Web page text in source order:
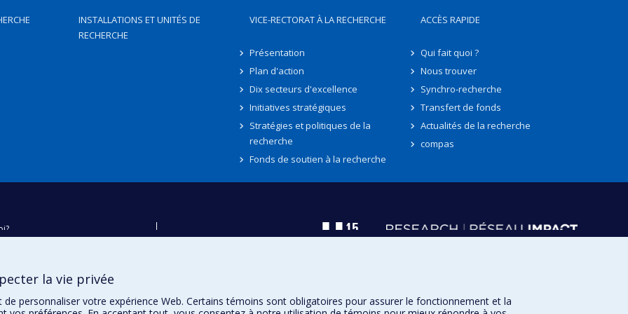
INSTALLATIONS ET UNITÉS DE
RECHERCHE
VICE-RECTORAT À LA RECHERCHE
Présentation
Plan d'action
Dix secteurs d'excellence
Initiatives stratégiques
Stratégies et politiques de la
recherche
Fonds de soutien à la recherche
ACCÈS RAPIDE
Qui fait quoi ?
Nous trouver
Synchro-recherche
Transfert de fonds
Actualités de la recherche
compas
la vie privée
de personnaliser votre expérience Web. Certains témoins sont obligatoires pour assurer le fonctionnement et la